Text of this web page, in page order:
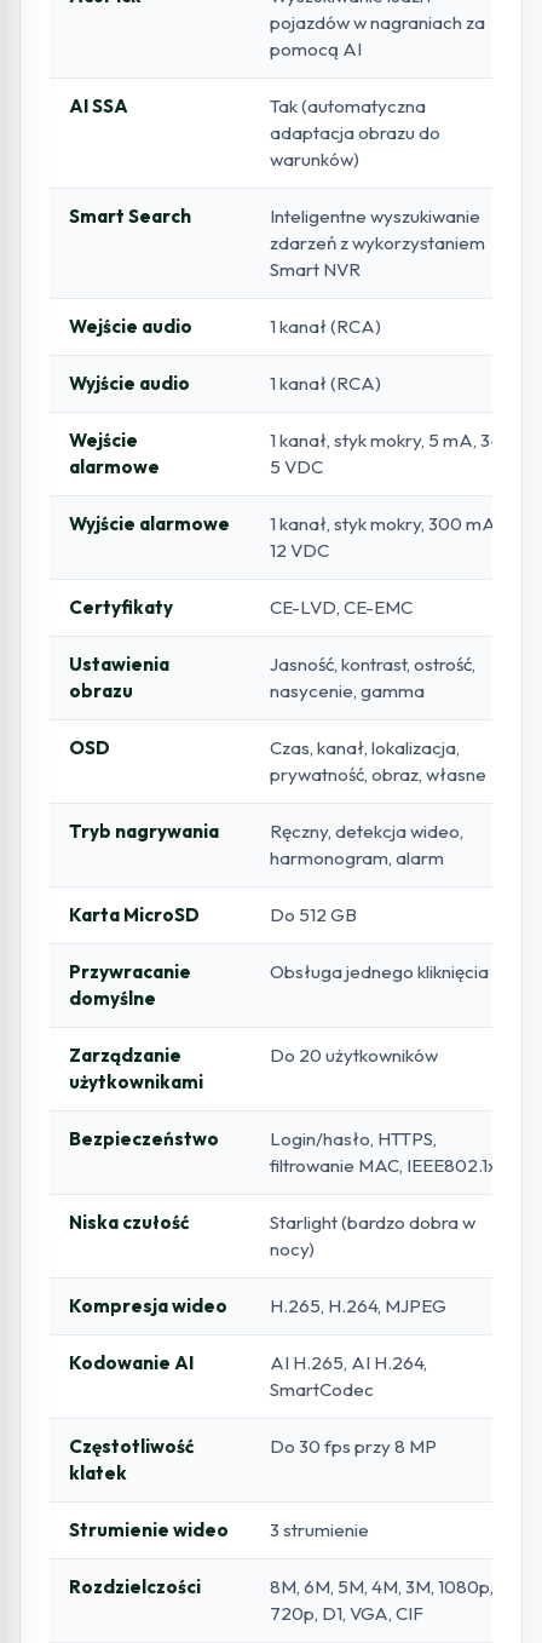
pojazdów w nagraniach za
pomocą AI
AI SSA
Tak (automatyczna
adaptacja obrazu do
warunków)
Smart Search
Inteligentne wyszukiwanie
zdarzeń z wykorzystaniem
Smart NVR
Wejście audio 1 kanał (RCA)
Wyjście audio 1 kanał (RCA)
Wejście
alarmowe
1 kanał, styk mokry, 5 mA, 3–
5 VDC
Wyjście alarmowe
1 kanał, styk mokry, 300 mA,
12 VDC
Certyfikaty CE-LVD, CE-EMC
Ustawienia
obrazu
Jasność, kontrast, ostrość,
nasycenie, gamma
OSD
Czas, kanał, lokalizacja,
prywatność, obraz, własne
Tryb nagrywania
Ręczny, detekcja wideo,
harmonogram, alarm
Karta MicroSD Do 512 GB
Przywracanie
domyślne
Obsługa jednego kliknięcia
Zarządzanie
użytkownikami
Do 20 użytkowników
Bezpieczeństwo
Login/hasło, HTTPS,
filtrowanie MAC, IEEE802.1x
Niska czułość
Starlight (bardzo dobra w
nocy)
Kompresja wideo H.265, H.264, MJPEG
Kodowanie AI
AI H.265, AI H.264,
SmartCodec
Częstotliwość
klatek
Do 30 fps przy 8 MP
Strumienie wideo 3 strumienie
Rozdzielczości
8M, 6M, 5M, 4M, 3M, 1080p,
720p, D1, VGA, CIF